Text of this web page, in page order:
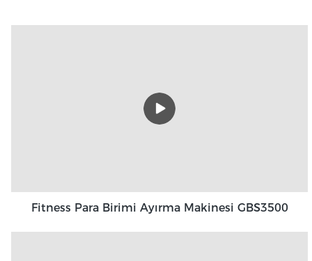
Fitness Para Birimi Ayırma Makinesi GBS3500